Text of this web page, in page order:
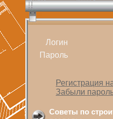
Логин
Пароль
Регистрация
Забыли
Советы по